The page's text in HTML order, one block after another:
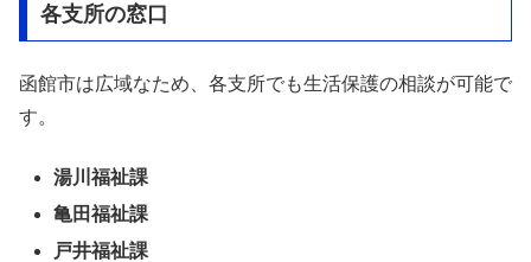
各支所の窓口
函館市は広域なため、各支所でも生活保護の相談が可能で
す。
湯川福祉課
亀田福祉課
戸井福祉課